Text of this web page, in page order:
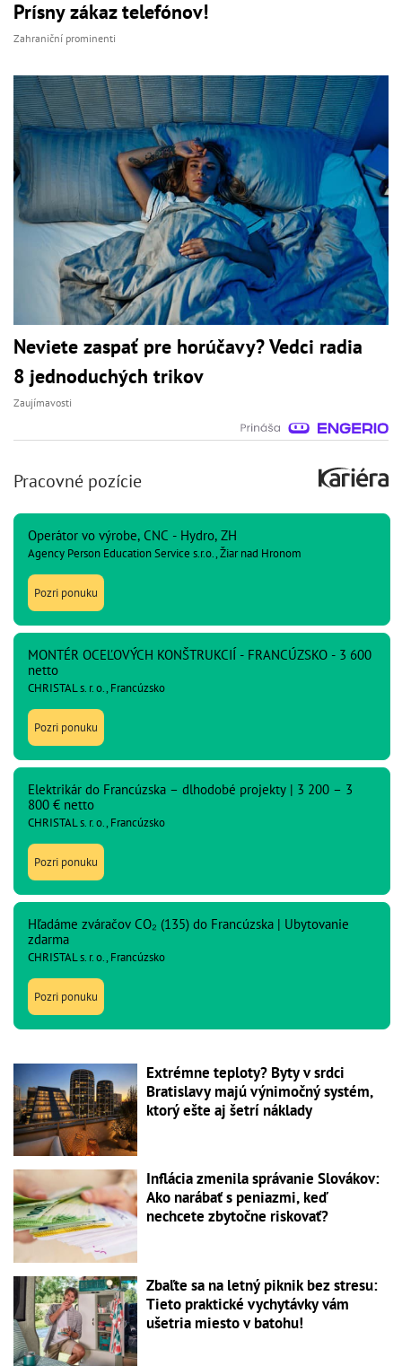
Prísny zákaz telefónov!
Zahraniční prominenti
Neviete zaspať pre horúčavy? Vedci radia
8 jednoduchých trikov
Zaujímavosti
Pracovné pozície
Operátor vo výrobe, CNC - Hydro, ZH
Agency Person Education Service s.r.o., Žiar nad Hronom
Pozri ponuku
MONTÉR OCEĽOVÝCH KONŠTRUKCIÍ - FRANCÚZSKO - 3 600
netto
CHRISTAL s. r. o., Francúzsko
Pozri ponuku
Elektrikár do Francúzska – dlhodobé projekty | 3 200 – 3
800 € netto
CHRISTAL s. r. o., Francúzsko
Pozri ponuku
Hľadáme zváračov CO₂ (135) do Francúzska | Ubytovanie
zdarma
CHRISTAL s. r. o., Francúzsko
Pozri ponuku
Extrémne teploty? Byty v srdci
Bratislavy majú výnimočný systém,
ktorý ešte aj šetrí náklady
Inflácia zmenila správanie Slovákov:
Ako narábať s peniazmi, keď
nechcete zbytočne riskovať?
Zbaľte sa na letný piknik bez stresu:
Tieto praktické vychytávky vám
ušetria miesto v batohu!